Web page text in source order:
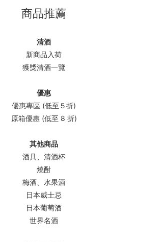
商品推薦
清酒
新商品入荷
獲獎清酒一覽
優惠
優惠專區 (低至５折)
原箱優惠 (低至 8 折)
其他商品
酒具、清酒杯
燒酎
梅酒、水果酒
日本威士忌
日本葡萄酒
世界名酒